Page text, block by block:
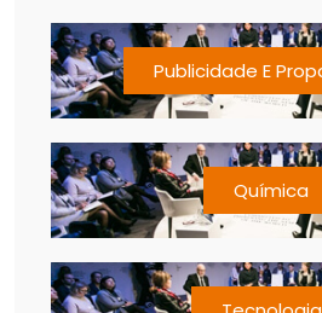
Publicidade E
Química